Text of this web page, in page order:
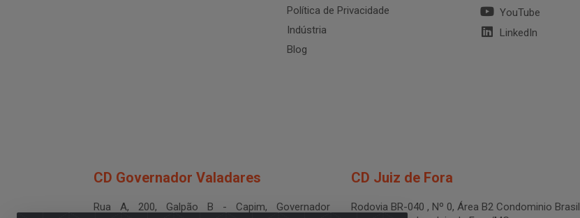
Política de Privacidade
Indústria
Blog
YouTube
LinkedIn
CD Governador Valadares
Rua A, 200, Galpão B - Capim, Governador
CD Juiz de Fora
Rodovia BR-040 , Nº 0, Área B2 Condominio Brasil